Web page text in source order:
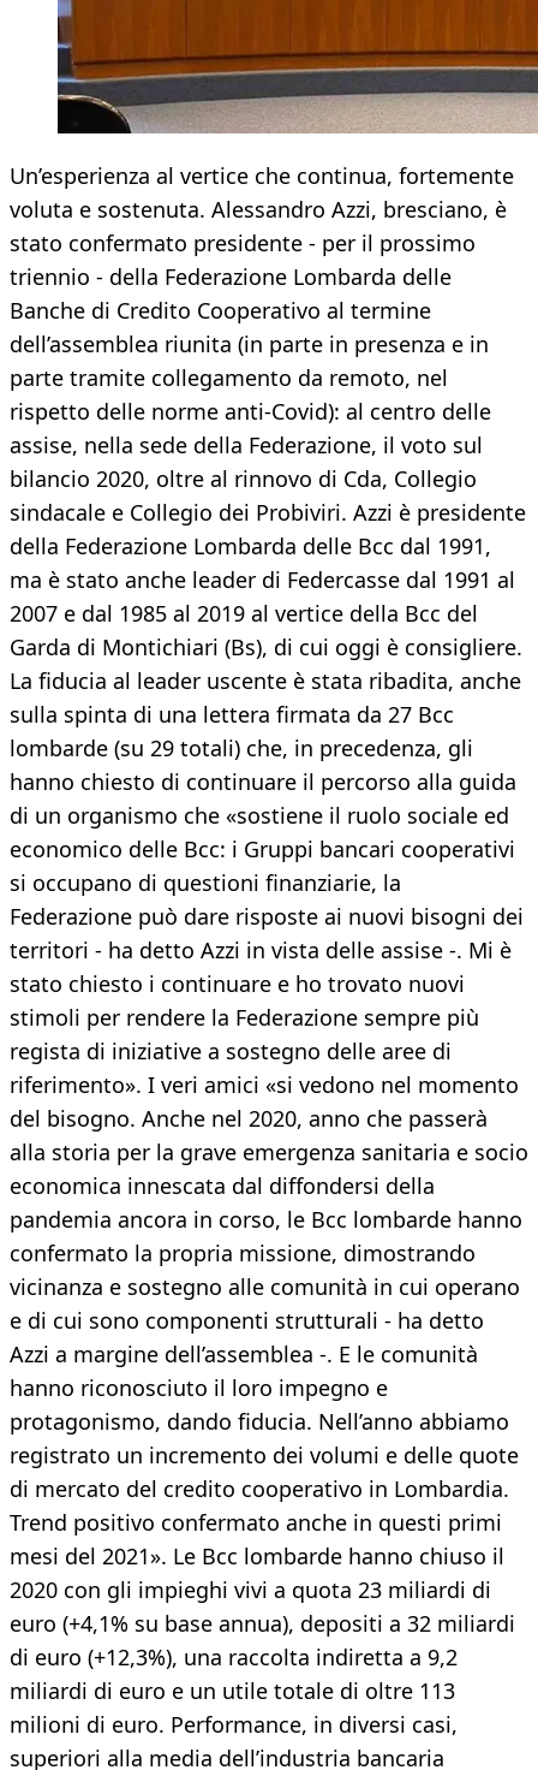
Un’esperienza al vertice che continua, fortemente
voluta e sostenuta. Alessandro Azzi, bresciano, è
stato confermato presidente - per il prossimo
triennio - della Federazione Lombarda delle
Banche di Credito Cooperativo al termine
dell’assemblea riunita (in parte in presenza e in
parte tramite collegamento da remoto, nel
rispetto delle norme anti-Covid): al centro delle
assise, nella sede della Federazione, il voto sul
bilancio 2020, oltre al rinnovo di Cda, Collegio
sindacale e Collegio dei Probiviri. Azzi è presidente
della Federazione Lombarda delle Bcc dal 1991,
ma è stato anche leader di Federcasse dal 1991 al
2007 e dal 1985 al 2019 al vertice della Bcc del
Garda di Montichiari (Bs), di cui oggi è consigliere.
La fiducia al leader uscente è stata ribadita, anche
sulla spinta di una lettera firmata da 27 Bcc
lombarde (su 29 totali) che, in precedenza, gli
hanno chiesto di continuare il percorso alla guida
di un organismo che «sostiene il ruolo sociale ed
economico delle Bcc: i Gruppi bancari cooperativi
si occupano di questioni finanziarie, la
Federazione può dare risposte ai nuovi bisogni dei
territori - ha detto Azzi in vista delle assise -. Mi è
stato chiesto i continuare e ho trovato nuovi
stimoli per rendere la Federazione sempre più
regista di iniziative a sostegno delle aree di
riferimento». I veri amici «si vedono nel momento
del bisogno. Anche nel 2020, anno che passerà
alla storia per la grave emergenza sanitaria e socio
economica innescata dal diffondersi della
pandemia ancora in corso, le Bcc lombarde hanno
confermato la propria missione, dimostrando
vicinanza e sostegno alle comunità in cui operano
e di cui sono componenti strutturali - ha detto
Azzi a margine dell’assemblea -. E le comunità
hanno riconosciuto il loro impegno e
protagonismo, dando fiducia. Nell’anno abbiamo
registrato un incremento dei volumi e delle quote
di mercato del credito cooperativo in Lombardia.
Trend positivo confermato anche in questi primi
mesi del 2021». Le Bcc lombarde hanno chiuso il
2020 con gli impieghi vivi a quota 23 miliardi di
euro (+4,1% su base annua), depositi a 32 miliardi
di euro (+12,3%), una raccolta indiretta a 9,2
miliardi di euro e un utile totale di oltre 113
milioni di euro. Performance, in diversi casi,
superiori alla media dell’industria bancaria